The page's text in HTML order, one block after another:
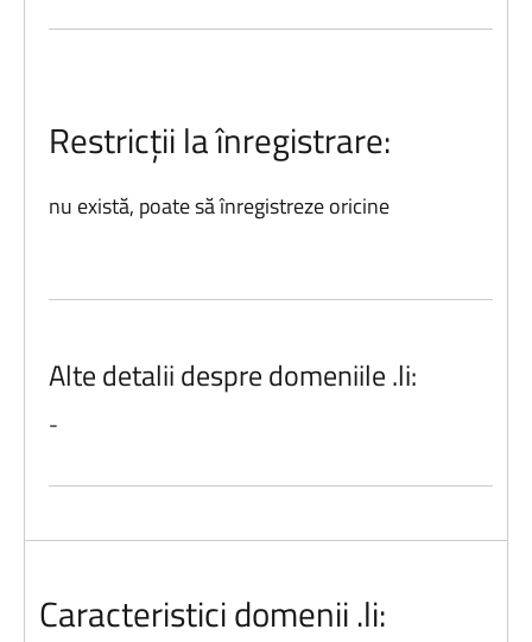
Restricții la înregistrare:
nu există, poate să înregistreze oricine
Alte detalii despre domeniile .li:
-
Caracteristici domenii .li: